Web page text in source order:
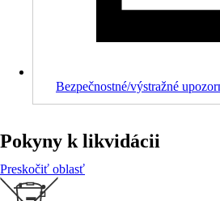
Bezpečnostné/výstražné
Pokyny k likvidácii
Preskočiť oblasť